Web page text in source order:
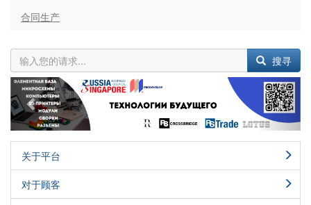
合同生产
搜寻
Previous Next
关于平台
对于顾客